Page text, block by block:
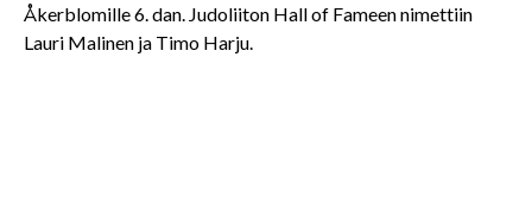
Åkerblomille 6. dan. Judoliiton Hall of Fameen nimettiin
Lauri Malinen ja Timo Harju.